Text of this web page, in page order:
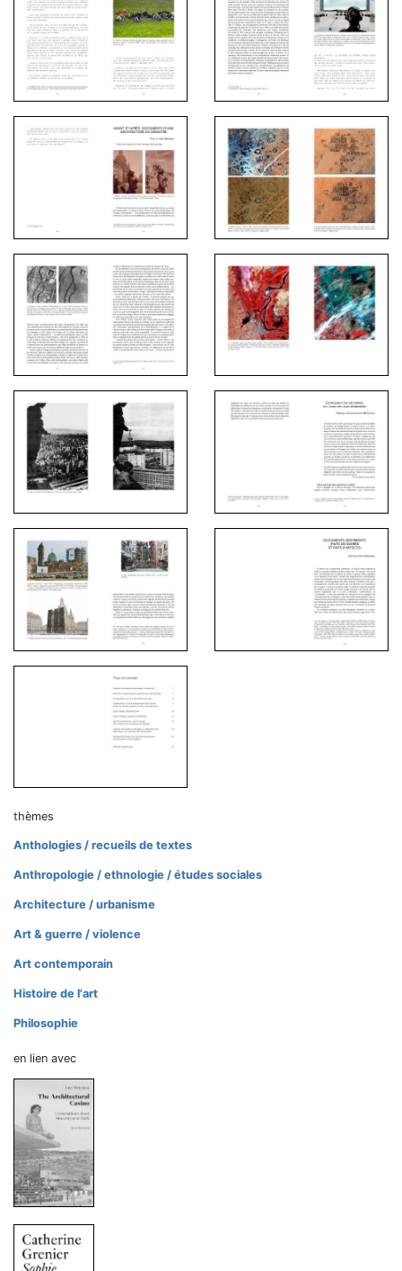
thèmes
Anthologies / recueils de textes
Anthropologie / ethnologie / études sociales
Architecture / urbanisme
Art & guerre / violence
Art contemporain
Histoire de l'art
Philosophie
en lien avec